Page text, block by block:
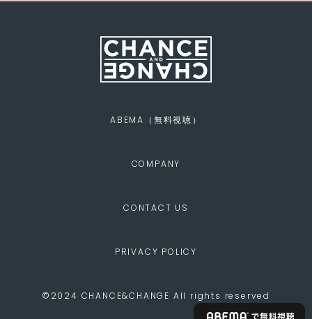
ABEMA（無料視聴）
COMPANY
CONTACT US
PRIVACY POLICY
©2024 CHANCE&CHANGE All rights reserved